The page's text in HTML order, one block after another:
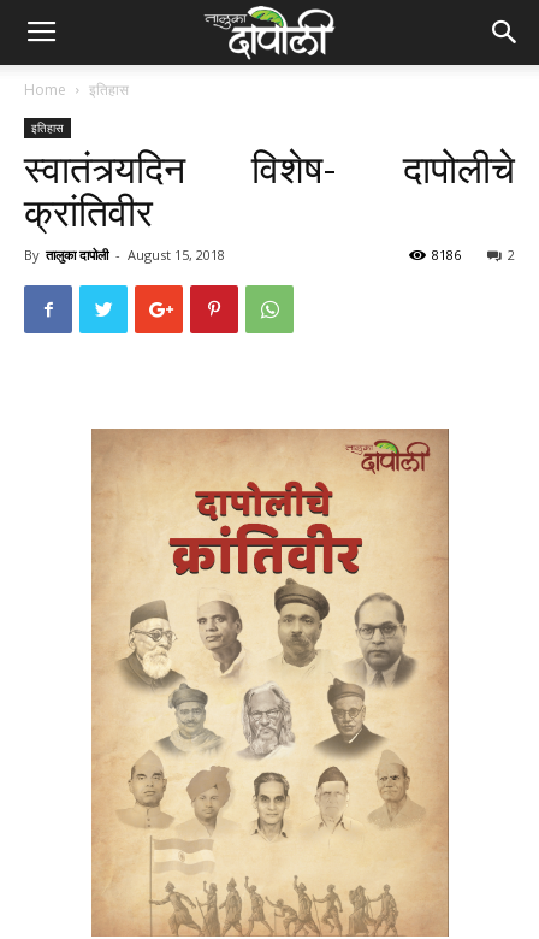
Home इतिहास
इतिहास
स्वातंत्र्यदिन विशेष- दापोलीचे
क्रांतिवीर
By तालुका दापोली - August 15, 2018 2
8186